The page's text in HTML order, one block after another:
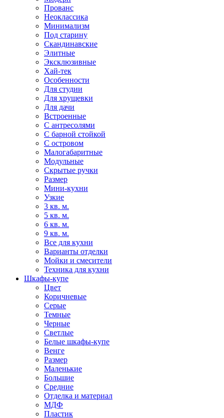
Прованс
Неоклассика
Минимализм
Под старину
Скандинавские
Элитные
Эксклюзивные
Хай-тек
Особенности
Для студии
Для хрущевки
Для дачи
Встроенные
С антресолями
С барной стойкой
С островом
Малогабаритные
Модульные
Скрытые ручки
Размер
Мини-кухни
Узкие
3 кв. м.
5 кв. м.
6 кв. м.
9 кв. м.
Все для кухни
Варианты отделки
Мойки и смесители
Техника для кухни
Шкафы-купе
Цвет
Коричневые
Серые
Темные
Черные
Светлые
Белые шкафы-купе
Венге
Размер
Маленькие
Большие
Средние
Отделка и материал
МДФ
Пластик